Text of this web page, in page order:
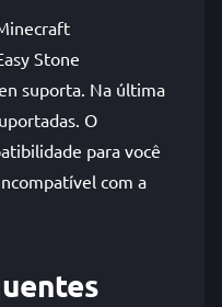
Stone
suporta. Na última
O
para você
com a